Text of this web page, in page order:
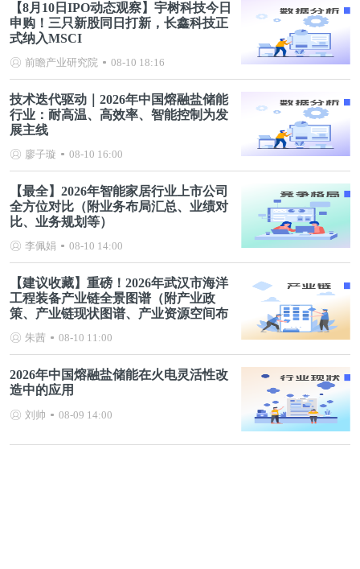
【8月10日IPO动态观察】宇树科技今日
申购！三只新股同日打新，长鑫科技正
式纳入MSCI
前瞻产业研究院 08-10 18:16
技术迭代驱动｜2026年中国熔融盐储能
行业：耐高温、高效率、智能控制为发
展主线
廖子璇 08-10 16:00
【最全】2026年智能家居行业上市公司
全方位对比（附业务布局汇总、业绩对
比、业务规划等）
李佩娟 08-10 14:00
【建议收藏】重磅！2026年武汉市海洋
工程装备产业链全景图谱（附产业政
策、产业链现状图谱、产业资源空间布
朱茜 08-10 11:00
2026年中国熔融盐储能在火电灵活性改
造中的应用
刘帅 08-09 14:00